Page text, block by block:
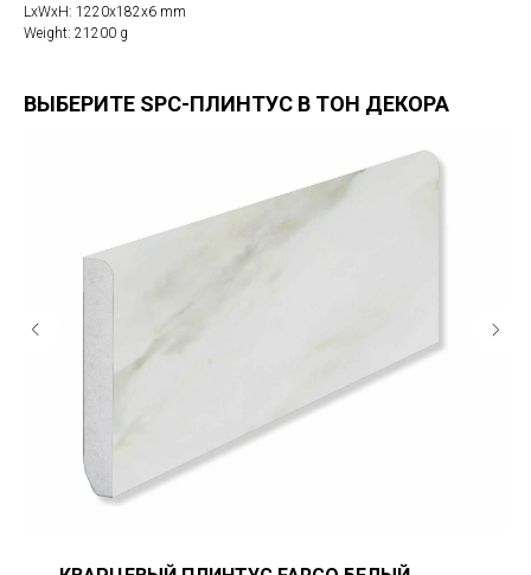
LxWxH: 1220x182x6 mm
Weight: 21200 g
ВЫБЕРИТЕ SPC-ПЛИНТУС В ТОН ДЕКОРА